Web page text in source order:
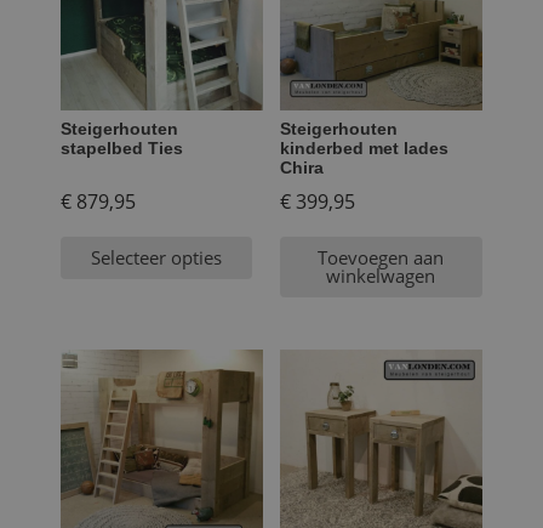
Steigerhouten
stapelbed Ties
€ 879,95
Selecteer opties
Steigerhouten
kinderbed met lades
Chira
€399,95
Toevoegen aan
winkelwagen